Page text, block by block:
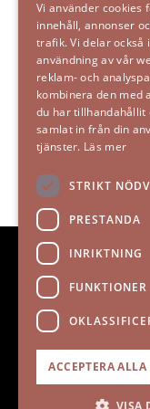
WILMA LED Hus
199kr
Välj
Den
olika
kan
väljas
IEMS säljer skandinavisk
flera populära
flera.
Instagram
Facebook
IEMS Copyright © 1998
Vi använder cookies
innehåll, annonser
trafik. Vi delar
användning av vår
reklam- och
kombinera den med
du har tillhandahållit
samlat in från din
tjänster. Läs mer
STRIKT
PRESTANDA
INRIKTNING
FUNKTIONER
ACCEPTERA ALLA
VISA